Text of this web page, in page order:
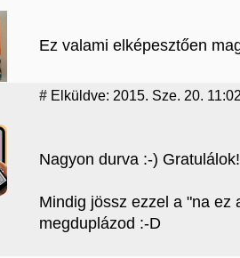
Ez valami elképesztően
# Elküldve: 2015. Sze. 20.
Nagyon durva :-) Gratulálok!
Mindig jössz ezzel a "na ez
megduplázod :-D